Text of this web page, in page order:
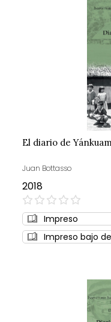
El diario de
Juan Bottasso
2018
0%
Impreso
Impreso bajo